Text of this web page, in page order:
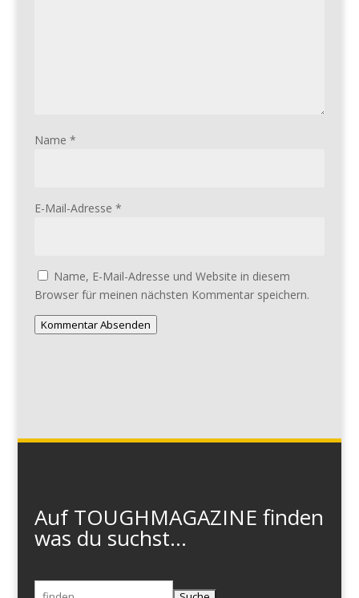
Name *
E-Mail-Adresse *
Name, E-Mail-Adresse und Website in diesem
Browser für meinen nächsten Kommentar speichern.
Kommentar Absenden
Auf TOUGHMAGAZINE finden
was du suchst...
Suchen